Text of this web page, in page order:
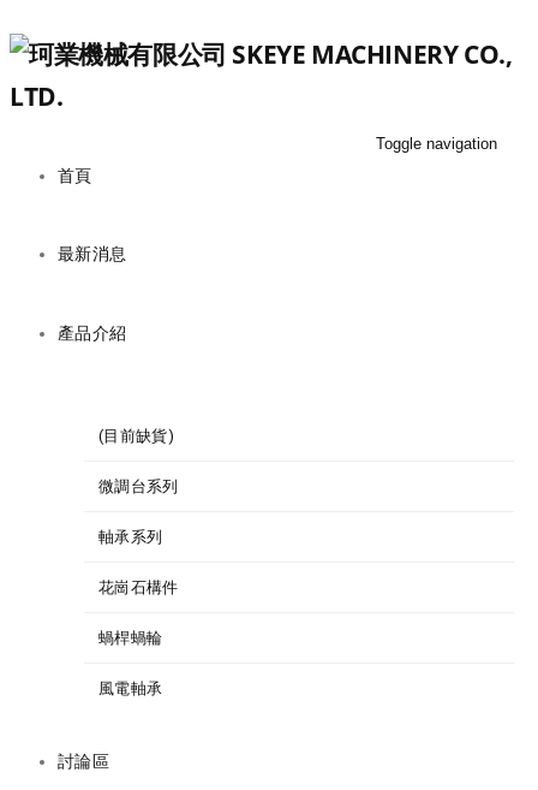
Toggle navigation
首頁
最新消息
產品介紹
(目前缺貨)
微調台系列
軸承系列
花崗石構件
蝸桿蝸輪
風電軸承
討論區